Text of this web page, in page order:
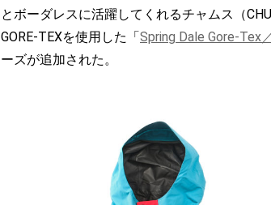
とボーダレスに活躍してくれるチャムス（
GORE-TEXを使用した「Spring Dale Gore-Tex
ーズが追加された。